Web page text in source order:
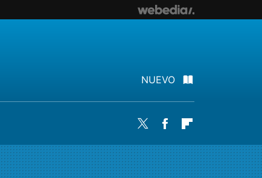
NUEVO
Twitter Facebook